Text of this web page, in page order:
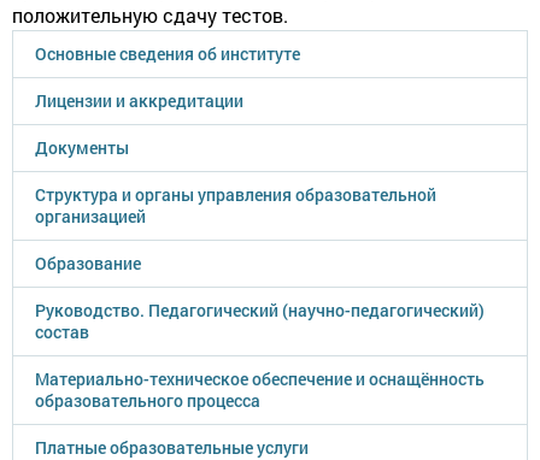
положительную сдачу тестов.
Основные сведения об институте
Лицензии и аккредитации
Документы
Структура и органы управления образовательной
организацией
Образование
Руководство. Педагогический (научно-педагогический)
состав
Материально-техническое обеспечение и оснащённость
образовательного процесса
Платные образовательные услуги